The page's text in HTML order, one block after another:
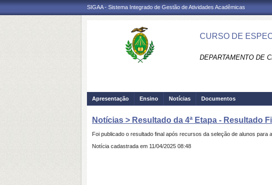
SIGAA - Sistema Integrado de Gestão de Atividades Acadêmicas
CURSO DE
DEPARTAMENTO DE
Apresentação Ensino Notícias Documentos
Notícias > Resultado da 4ª Etapa - Resultado
Foi publicado o resultado final após recursos da seleção de alunos
Notícia cadastrada em 11/04/2025 08:48